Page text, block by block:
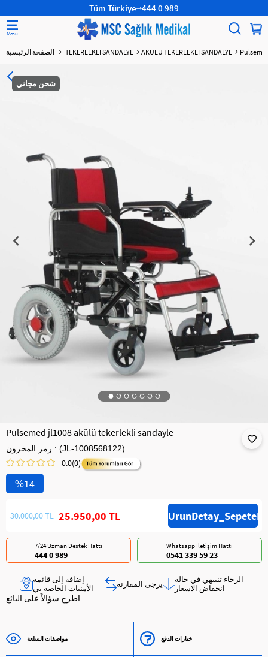
Tüm Türkiye 444 0 989
TEKERLEKLİ SANDALYE AKÜLÜ TEKERLEKLİ SANDALYE
شحن مجاني
Pulsemed jl1008 akülü tekerlekli sandayle
رمز المخزون (JL-1008568122)
0.0(0)
14
30.000,00 TL 25.950,00 TL
Whatsapp İletişim Hattı
0541 339 59 23
7/24 Uzman Destek Hattı
444 0 989
إضافة إلى قائمة
الأمنيات الخاصة بي
يرجى المقارنة
الرجاء تنبيهي في حالة
انخفاض الاسعار
اطرح سؤالاً على البائع
مواصفات السلعة خيارات الدفع